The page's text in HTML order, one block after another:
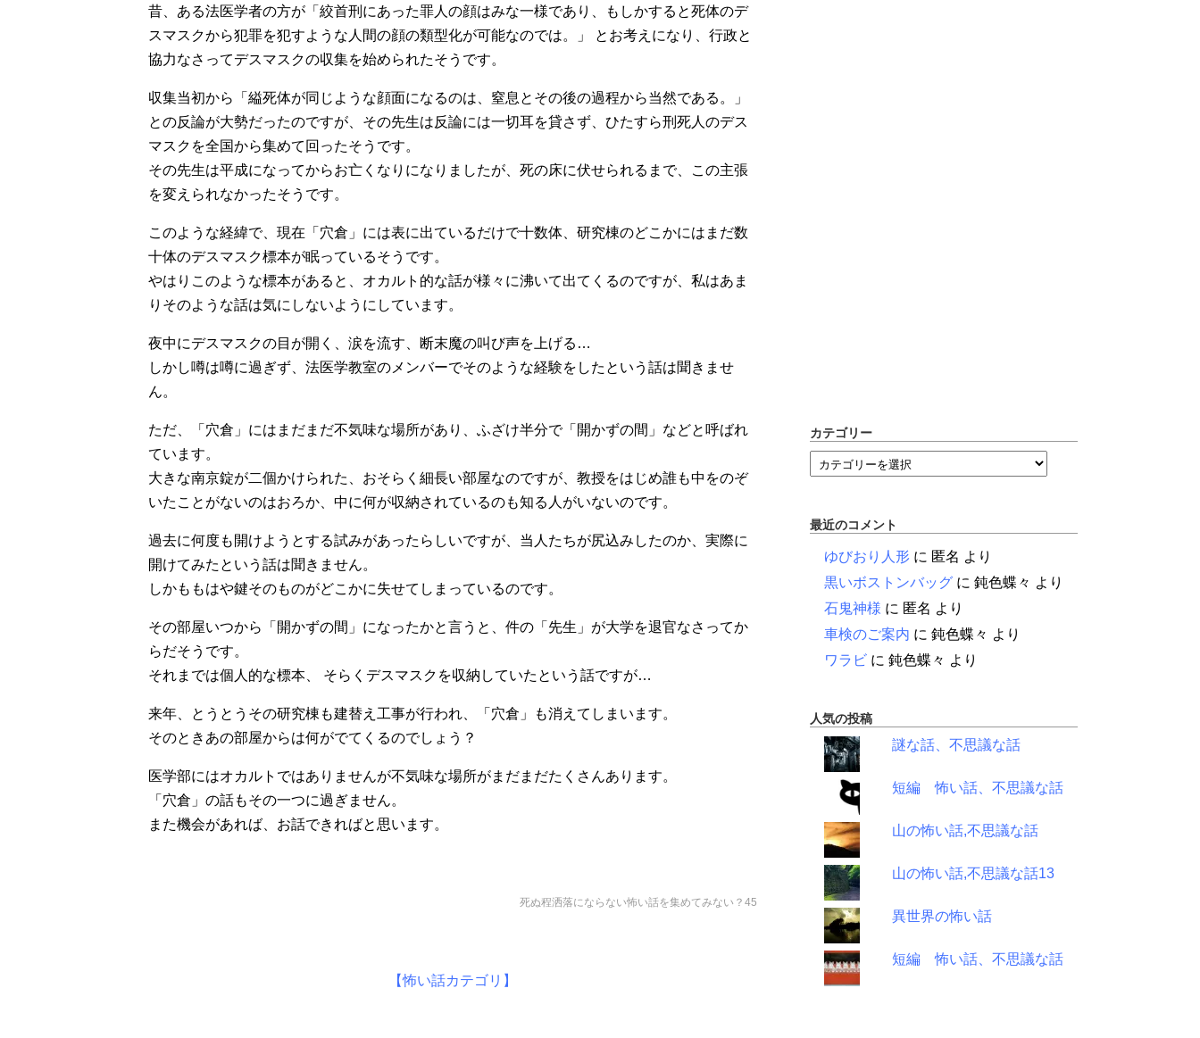
昔、ある法医学者の方が「絞首刑にあった罪人の顔はみな一様であり、もしかすると死体のデ
スマスクから犯罪を犯すような人間の顔の類型化が可能なのでは。」 とお考えになり、行政と
協力なさってデスマスクの収集を始められたそうです。
収集当初から「縊死体が同じような顔面になるのは、窒息とその後の過程から当然である。」
との反論が大勢だったのですが、その先生は反論には一切耳を貸さず、ひたすら刑死人のデス
マスクを全国から集めて回ったそうです。
その先生は平成になってからお亡くなりになりましたが、死の床に伏せられるまで、この主張
を変えられなかったそうです。
このような経緯で、現在「穴倉」には表に出ているだけで十数体、研究棟のどこかにはまだ数
十体のデスマスク標本が眠っているそうです。
やはりこのような標本があると、オカルト的な話が様々に沸いて出てくるのですが、私はあま
りそのような話は気にしないようにしています。
夜中にデスマスクの目が開く、涙を流す、断末魔の叫び声を上げる…
しかし噂は噂に過ぎず、法医学教室のメンバーでそのような経験をしたという話は聞きませ
ん。
ただ、「穴倉」にはまだまだ不気味な場所があり、ふざけ半分で「開かずの間」などと呼ばれ
ています。
大きな南京錠が二個かけられた、おそらく細長い部屋なのですが、教授をはじめ誰も中をのぞ
いたことがないのはおろか、中に何が収納されているのも知る人がいないのです。
過去に何度も開けようとする試みがあったらしいですが、当人たちが尻込みしたのか、実際に
開けてみたという話は聞きません。
しかももはや鍵そのものがどこかに失せてしまっているのです。
その部屋いつから「開かずの間」になったかと言うと、件の「先生」が大学を退官なさってか
らだそうです。
それまでは個人的な標本、 そらくデスマスクを収納していたという話ですが…
来年、とうとうその研究棟も建替え工事が行われ、「穴倉」も消えてしまいます。
そのときあの部屋からは何がでてくるのでしょう？
医学部にはオカルトではありませんが不気味な場所がまだまだたくさんあります。
「穴倉」の話もその一つに過ぎません。
また機会があれば、お話できればと思います。
死ぬ程洒落にならない怖い話を集めてみない？45
【怖い話カテゴリ】
カテゴリー
最近のコメント
ゆびおり人形 に 匿名 より
黒いボストンバッグ に 鈍色蝶々 より
石鬼神様 に 匿名 より
車検のご案内 に 鈍色蝶々 より
ワラビ に 鈍色蝶々 より
人気の投稿
謎な話、不思議な話
短編 怖い話、不思議な話
山の怖い話,不思議な話
山の怖い話,不思議な話13
異世界の怖い話
短編 怖い話、不思議な話